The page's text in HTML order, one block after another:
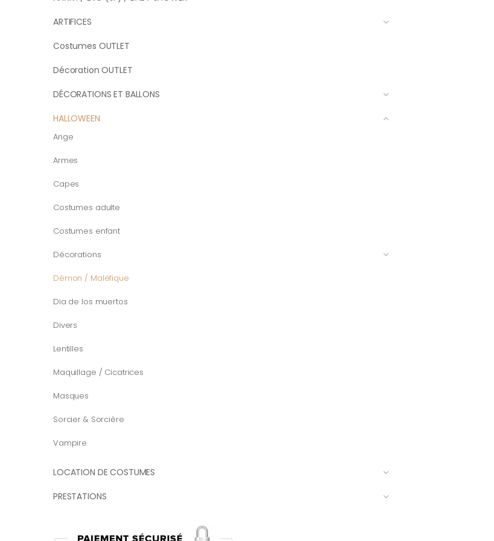
ARTIFICES
Costumes OUTLET
Décoration OUTLET
DÉCORATIONS ET BALLONS
HALLOWEEN
Ange
Armes
Capes
Costumes adulte
Costumes enfant
Décorations
Démon / Maléfique
Dia de los muertos
Divers
Lentilles
Maquillage / Cicatrices
Masques
Sorcier & Sorcière
Vampire
LOCATION DE COSTUMES
PRESTATIONS